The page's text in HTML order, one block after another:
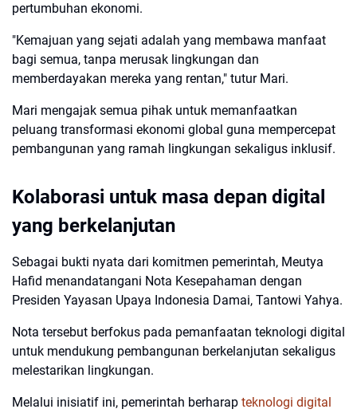
pertumbuhan ekonomi.
"Kemajuan yang sejati adalah yang membawa manfaat
bagi semua, tanpa merusak lingkungan dan
memberdayakan mereka yang rentan," tutur Mari.
Mari mengajak semua pihak untuk memanfaatkan
peluang transformasi ekonomi global guna mempercepat
pembangunan yang ramah lingkungan sekaligus inklusif.
Kolaborasi untuk masa depan digital
yang berkelanjutan
Sebagai bukti nyata dari komitmen pemerintah, Meutya
Hafid menandatangani Nota Kesepahaman dengan
Presiden Yayasan Upaya Indonesia Damai, Tantowi Yahya.
Nota tersebut berfokus pada pemanfaatan teknologi digital
untuk mendukung pembangunan berkelanjutan sekaligus
melestarikan lingkungan.
Melalui inisiatif ini, pemerintah berharap teknologi digital